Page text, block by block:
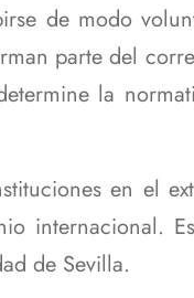
de modo
parte del
la
en el
internacional.
de Sevilla.